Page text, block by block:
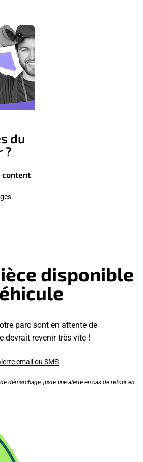
du
?
content
disponible
parc sont en attente de
devrait revenir très vite !
email ou SMS
démarchage, juste une alerte en cas de retour en